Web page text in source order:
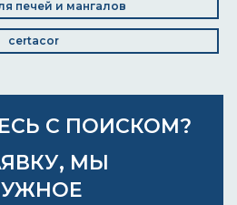
печей и мангалов
certacor
С ПОИСКОМ?
МЫ